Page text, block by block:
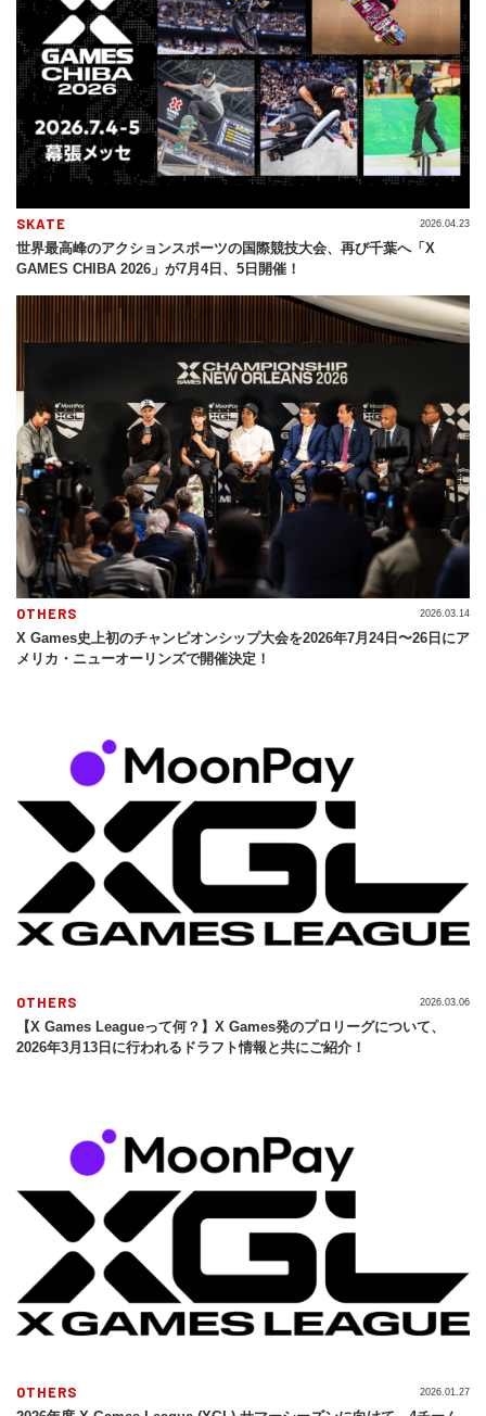
SKATE
世界最高峰のアクションスポーツの国際競技大会、再び千葉へ「X
GAMES CHIBA 2026」が7月4日、5日開催！
2026.04.23
OTHERS
X Games史上初のチャンピオンシップ大会を2026年7月24日〜26日にア
メリカ・ニューオーリンズで開催決定！
2026.03.14
OTHERS
【X Games Leagueって何？】X Games発のプロリーグについて、
2026年3月13日に行われるドラフト情報と共にご紹介！
2026.03.06
OTHERS 2026.01.27